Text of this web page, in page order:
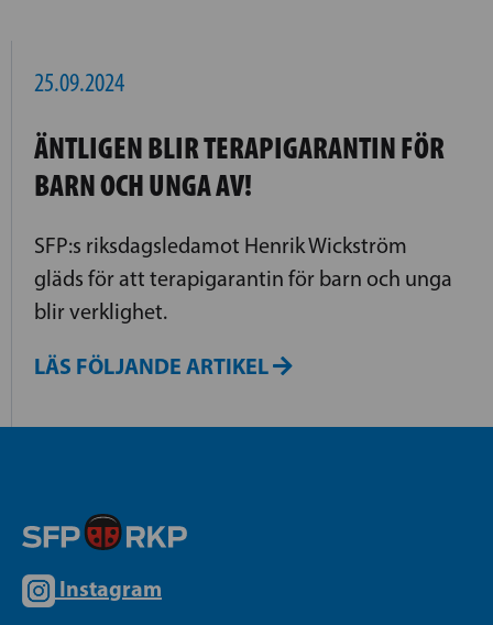
25.09.2024
ÄNTLIGEN BLIR TERAPIGARANTIN FÖR
BARN OCH UNGA AV!
SFP:s riksdagsledamot Henrik Wickström
gläds för att terapigarantin för barn och unga
blir verklighet.
LÄS FÖLJANDE ARTIKEL
Instagram